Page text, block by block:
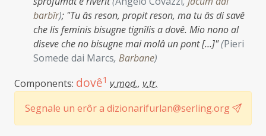
barbîr); "Tu âs reson, propit reson, ma tu âs di savê
che lis feminis bisugne tignîlis a dovê. Mio nono al
diseve che no bisugne mai molâ un pont […]"(Pieri
Somede dai Marcs, Barbane)
Components: dovê1 v.mod., v.tr.
Segnale un erôr a dizionarifurlan@serling.org